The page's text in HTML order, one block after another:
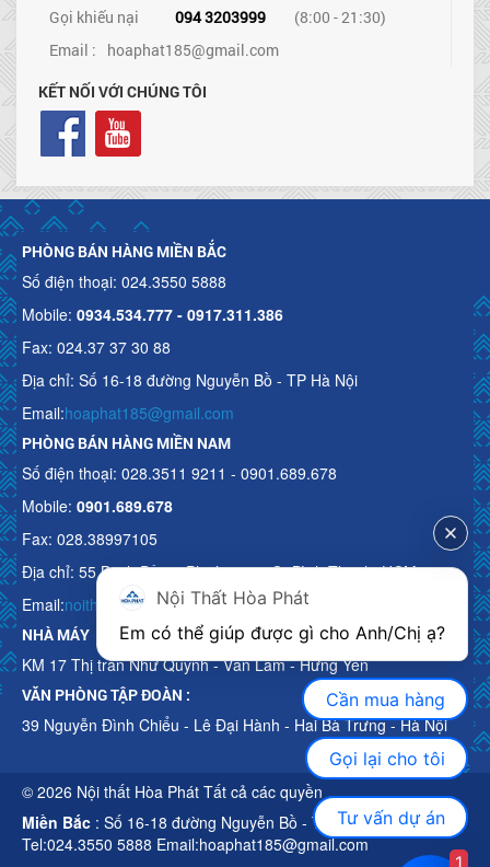
Gọi khiếu nại
094 3203999
(8:00 - 21:30)
Email : hoaphat185@gmail.com
KẾT NỐI VỚI CHÚNG TÔI
PHÒNG BÁN HÀNG MIỀN BẮC
Số điện thoại: 024.3550 5888
Mobile: 0934.534.777 - 0917.311.386
Fax: 024.37 37 30 88
Địa chỉ: Số 16-18 đường Nguyễn Bồ - TP Hà Nội
Email:hoaphat185@gmail.com
PHÒNG BÁN HÀNG MIỀN NAM
Số điện thoại: 028.3511 9211 - 0901.689.678
Mobile: 0901.689.678
Fax: 028.38997105
Địa chỉ: 55 Bạch Đằng, Phường 15, Q. Bình Thạnh, HCM
Email:noithathoaphattot@gmail.com
NHÀ MÁY
KM 17 Thị trấn Như Quỳnh - Văn Lâm - Hưng Yên
VĂN PHÒNG TẬP ĐOÀN :
39 Nguyễn Đình Chiểu - Lê Đại Hành - Hai Bà Trưng - Hà Nội
© 2026 Nội thất Hòa Phát Tất cả các quyền
Miền Bắc : Số 16-18 đường Nguyễn Bồ - TP Hà Nội
Tel:024.3550 5888 Email:hoaphat185@gmail.com
Nội Thất Hòa Phát
Cần mua hàng
Gọi lại cho tôi
Tư vấn dự án
1